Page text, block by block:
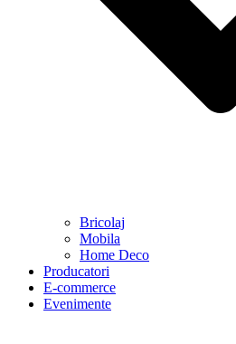
Bricolaj
Mobila
Home Deco
Producatori
E-commerce
Evenimente